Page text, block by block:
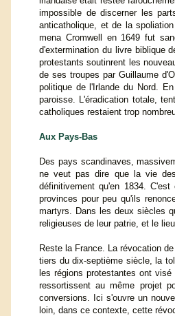
impossible de discerner les
anticatholique, et de la
mena Cromwell en 1649 fut
d'extermination du livre biblique
protestants soutinrent les
de ses troupes par Guillaume
politique de l'Irlande du Nord.
paroisse. L'éradication totale,
catholiques restaient trop
Aux Pays-Bas
Des pays scandinaves,
ne veut pas dire que la vie
définitivement qu'en 1834.
provinces pour peu qu'ils
martyrs. Dans les deux siècles
religieuses de leur patrie, et le
Reste la France. La révocation
tiers du dix-septième siècle, la
les régions protestantes ont
ressortissent au même projet
conversions. Ici s'ouvre un
loin, dans ce contexte, cette